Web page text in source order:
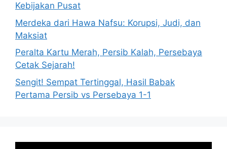
Kebijakan Pusat
Merdeka dari Hawa Nafsu: Korupsi, Judi, dan
Maksiat
Peralta Kartu Merah, Persib Kalah, Persebaya
Cetak Sejarah!
Sengit! Sempat Tertinggal, Hasil Babak
Pertama Persib vs Persebaya 1-1